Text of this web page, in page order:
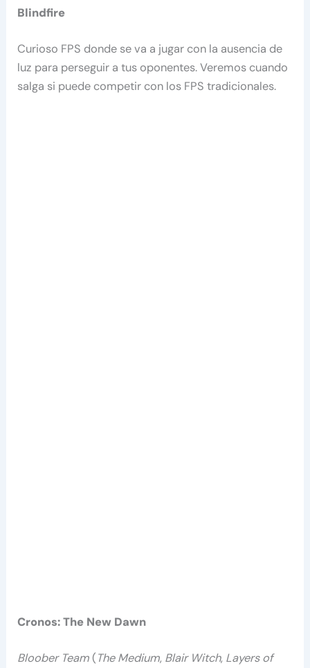
Blindfire
Curioso FPS donde se va a jugar con la ausencia de
luz para perseguir a tus oponentes. Veremos cuando
salga si puede competir con los FPS tradicionales.
Cronos: The New Dawn
Bloober Team(The Medium, Blair Witch, Layers of